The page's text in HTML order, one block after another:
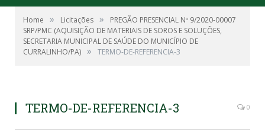
Home » Licitações »
PREGÃO PRESENCIAL Nº 9/2020-00007
SRP/PMC (AQUISIÇÃO DE MATERIAIS DE SOROS E SOLUÇÕES,
SECRETARIA MUNICIPAL DE SAÚDE DO MUNICÍPIO DE
CURRALINHO/PA) » TERMO-DE-REFERENCIA-3
TERMO-DE-REFERENCIA-3 0